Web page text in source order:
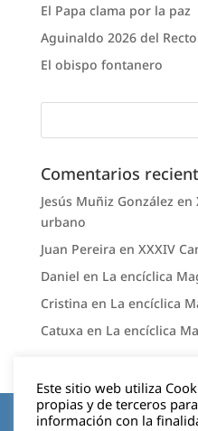
El Papa clama por la paz
Aguinaldo 2026 del
El obispo fontanero
Comentarios
Jesús Muñiz González en
urbano
Juan Pereira en XXXIV
Daniel en La encíclica
Cristina en La encíclica
Catuxa en La encíclica
Este sitio web utiliza
propias y de terceros
información con la